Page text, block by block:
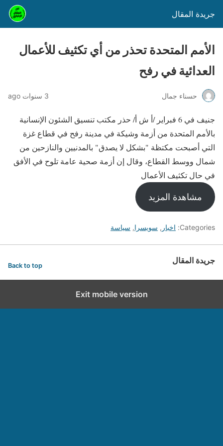
جريدة المقال
الأمم المتحدة تحذر من أي تكثيف للأعمال
العدائية في رفح
حسناء جمال 3 سنوات ago
جنيف في 6 فبراير /أ ش أ/ حذر مكتب تنسيق الشئون الإنسانية
بالأمم المتحدة من أزمة وشيكة في مدينة رفح في قطاع غزة
التي أصبحت مكتظة "بشكل لا يصدق" بالمدنيين والنازحين من
شمال ووسط القطاع، وقال إن أزمة صحية عامة تلوح في الأفق
في حال تكثيف الأعمال
مشاهدة المزيد
Categories: اخبار , سويسرا, سياسة
جريدة المقال Back to top
Exit mobile version